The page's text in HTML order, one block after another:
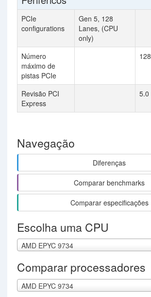
PCIe
configurations
Gen 5, 128
Lanes, (CPU
only)
Número
máximo de
pistas PCIe
128
Revisão PCI
Express
5.0
Navegação
Diferenças
Comparar benchmarks
Comparar especificações
Escolha uma CPU
AMD EPYC 9734
Comparar processadores
AMD EPYC 9734